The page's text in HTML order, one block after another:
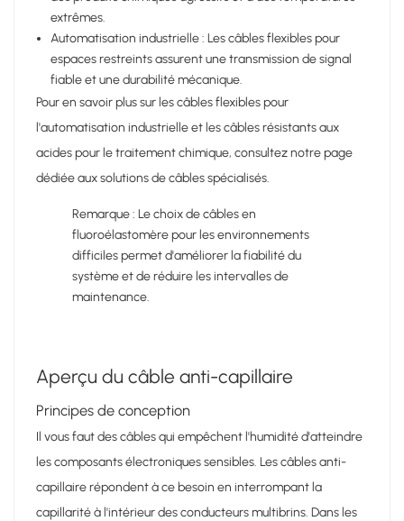
extrêmes.
Automatisation industrielle : Les câbles flexibles pour
espaces restreints assurent une transmission de signal
fiable et une durabilité mécanique.
Pour en savoir plus sur les câbles flexibles pour
l'automatisation industrielle et les câbles résistants aux
acides pour le traitement chimique, consultez notre page
dédiée aux solutions de câbles spécialisés.
Remarque : Le choix de câbles en
fluoroélastomère pour les environnements
difficiles permet d'améliorer la fiabilité du
système et de réduire les intervalles de
maintenance.
Aperçu du câble anti-capillaire
Principes de conception
Il vous faut des câbles qui empêchent l'humidité d'atteindre
les composants électroniques sensibles. Les câbles anti-
capillaire répondent à ce besoin en interrompant la
capillarité à l'intérieur des conducteurs multibrins. Dans les